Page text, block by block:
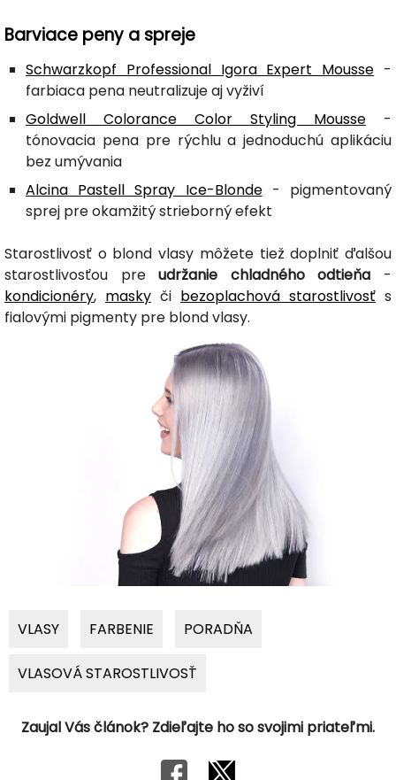
Barviace peny a spreje
Schwarzkopf Professional Igora Expert Mousse -
farbiaca pena neutralizuje aj vyživí
Goldwell Colorance Color Styling Mousse -
tónovacia pena pre rýchlu a jednoduchú aplikáciu
bez umývania
Alcina Pastell Spray Ice-Blonde- pigmentovaný
sprej pre okamžitý strieborný efekt
Starostlivosť o blond vlasy môžete tiež doplniť ďalšou
starostlivosťou preudržanie chladného odtieňa -
kondicionéry, masky či bezoplachová starostlivosť s
fialovými pigmenty pre blond vlasy.
VLASY FARBENIE PORADŇA
VLASOVÁ STAROSTLIVOSŤ
Zaujal Vás článok? Zdieľajte ho so svojimi priateľmi.